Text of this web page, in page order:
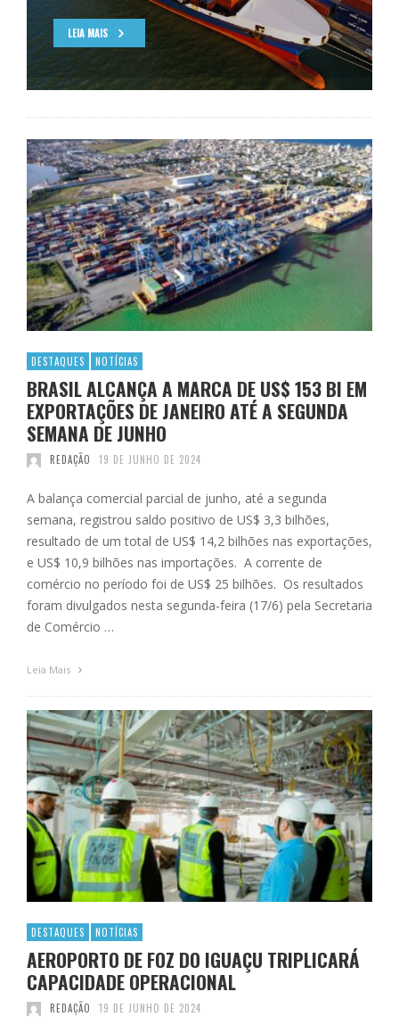
LEIA MAIS
DESTAQUES NOTÍCIAS
BRASIL ALCANÇA A MARCA DE US$ 153 BI EM
EXPORTAÇÕES DE JANEIRO ATÉ A SEGUNDA
SEMANA DE JUNHO
REDAÇÃO 19 DE JUNHO DE 2024
A balança comercial parcial de junho, até a segunda
semana, registrou saldo positivo de US$ 3,3 bilhões,
resultado de um total de US$ 14,2 bilhões nas exportações,
e US$ 10,9 bilhões nas importações. A corrente de
comércio no período foi de US$ 25 bilhões. Os resultados
foram divulgados nesta segunda-feira (17/6) pela Secretaria
de Comércio …
Leia Mais
DESTAQUES NOTÍCIAS
AEROPORTO DE FOZ DO IGUAÇU TRIPLICARÁ
CAPACIDADE OPERACIONAL
REDAÇÃO 19 DE JUNHO DE 2024